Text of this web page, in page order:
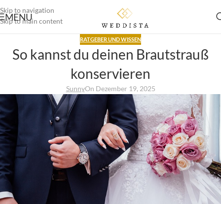
Skip to navigation
Skip to main content
MENU
RATGEBER UND WISSEN
So kannst du deinen Brautstrauß
konservieren
SunnyOn Dezember 19, 2025